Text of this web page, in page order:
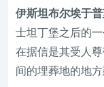
伊斯坦布尔埃于
士坦丁堡之后的
在据信是其受人
间的埋葬地的地